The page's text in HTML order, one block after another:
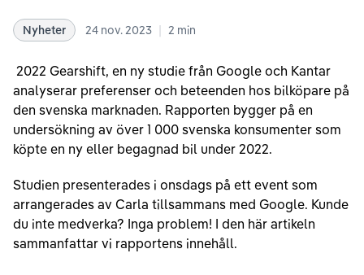
Nyheter 24 nov. 2023 | 2 min
2022 Gearshift, en ny studie från Google och Kantar
analyserar preferenser och beteenden hos bilköpare på
den svenska marknaden. Rapporten bygger på en
undersökning av över 1 000 svenska konsumenter som
köpte en ny eller begagnad bil under 2022.
Studien presenterades i onsdags på ett event som
arrangerades av Carla tillsammans med Google. Kunde
du inte medverka? Inga problem! I den här artikeln
sammanfattar vi rapportens innehåll.